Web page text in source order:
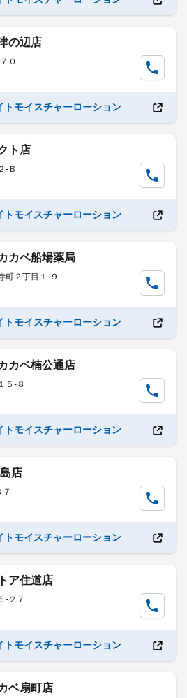
の辺店
０
モイスチャーローション
ト店
-Ｂ
モイスチャーローション
カベ船場薬局
町２丁目１-９
モイスチャーローション
カベ楠公通店
５-８
モイスチャーローション
店
モイスチャーローション
ア住道店
-２７
モイスチャーローション
ベ扇町店